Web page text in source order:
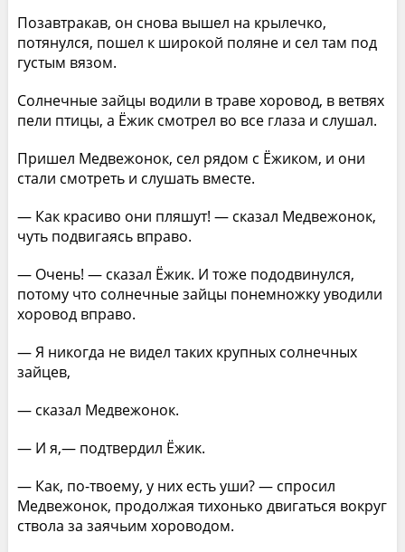
Позавтракав, он снова вышел на крылечко,
потянулся, пошел к широкой поляне и сел там под
густым вязом.
Солнечные зайцы водили в траве хоровод, в ветвях
пели птицы, а Ёжик смотрел во все глаза и слушал.
Пришел Медвежонок, сел рядом с Ёжиком, и они
стали смотреть и слушать вместе.
— Как красиво они пляшут! — сказал Медвежонок,
чуть подвигаясь вправо.
— Очень! — сказал Ёжик. И тоже пододвинулся,
потому что солнечные зайцы понемножку уводили
хоровод вправо.
— Я никогда не видел таких крупных солнечных
зайцев,
— сказал Медвежонок.
— И я,— подтвердил Ёжик.
— Как, по-твоему, у них есть уши? — спросил
Медвежонок, продолжая тихонько двигаться вокруг
ствола за заячьим хороводом.